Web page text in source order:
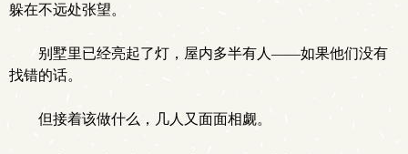
躲在不远处张望。
别墅里已经亮起了灯，屋内多半有人——如果他们没有
找错的话。
但接着该做什么，几人又面面相觑。